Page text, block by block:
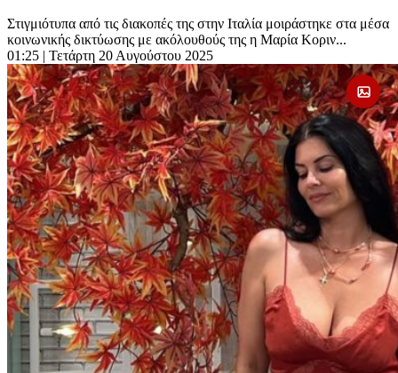
Στιγμιότυπα από τις διακοπές της στην Ιταλία μοιράστηκε στα μέσα
κοινωνικής δικτύωσης με ακόλουθούς της η Μαρία Κοριν...
01:25 | Τετάρτη 20 Αυγούστου 2025